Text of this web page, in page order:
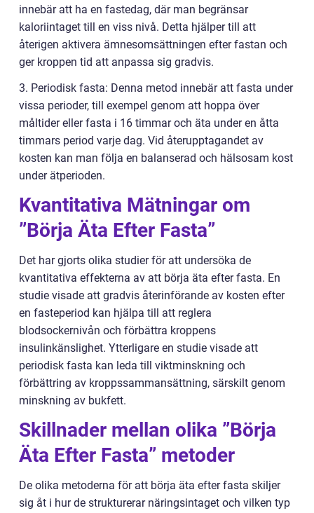
innebär att ha en fastedag, där man begränsar
kaloriintaget till en viss nivå. Detta hjälper till att
återigen aktivera ämnesomsättningen efter fastan och
ger kroppen tid att anpassa sig gradvis.
3. Periodisk fasta: Denna metod innebär att fasta under
vissa perioder, till exempel genom att hoppa över
måltider eller fasta i 16 timmar och äta under en åtta
timmars period varje dag. Vid återupptagandet av
kosten kan man följa en balanserad och hälsosam kost
under ätperioden.
Kvantitativa Mätningar om
”Börja Äta Efter Fasta”
Det har gjorts olika studier för att undersöka de
kvantitativa effekterna av att börja äta efter fasta. En
studie visade att gradvis återinförande av kosten efter
en fasteperiod kan hjälpa till att reglera
blodsockernivån och förbättra kroppens
insulinkänslighet. Ytterligare en studie visade att
periodisk fasta kan leda till viktminskning och
förbättring av kroppssammansättning, särskilt genom
minskning av bukfett.
Skillnader mellan olika ”Börja
Äta Efter Fasta” metoder
De olika metoderna för att börja äta efter fasta skiljer
sig åt i hur de strukturerar näringsintaget och vilken typ